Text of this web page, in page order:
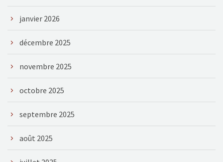
janvier 2026
décembre 2025
novembre 2025
octobre 2025
septembre 2025
août 2025